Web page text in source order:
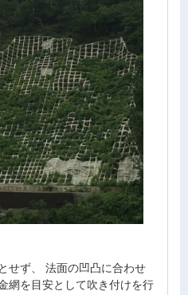
せず、 法面の凹凸に合わせ
網を目安として吹き付けを行